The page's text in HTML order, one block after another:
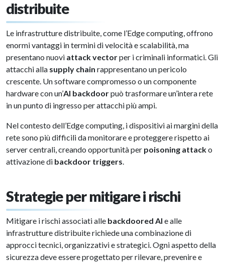
distribuite
Le infrastrutture distribuite, come l’Edge computing, offrono
enormi vantaggi in termini di velocità e scalabilità, ma
presentano nuovi attack vectorper i criminali informatici. Gli
attacchi alla supply chain rappresentano un pericolo
crescente. Un software compromesso o un componente
hardware con un’AI backdoorpuò trasformare un’intera rete
in un punto di ingresso per attacchi più ampi.
Nel contesto dell’Edge computing, i dispositivi ai margini della
rete sono più difficili da monitorare e proteggere rispetto ai
server centrali, creando opportunità per poisoning attacko
attivazione di backdoor triggers.
Strategie per mitigare i rischi
Mitigare i rischi associati alle backdoored AI e alle
infrastrutture distribuite richiede una combinazione di
approcci tecnici, organizzativi e strategici. Ogni aspetto della
sicurezza deve essere progettato per rilevare, prevenire e